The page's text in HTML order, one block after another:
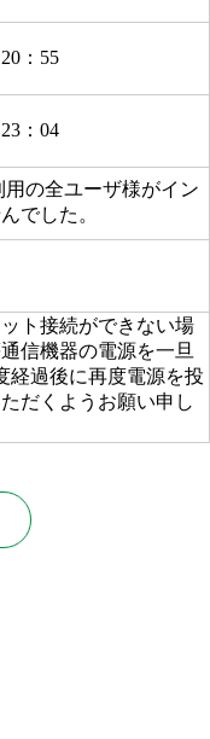
：55
：04
の全ユーザ様がイン
でした。
ト接続ができない場
信機器の電源を一旦
経過後に再度電源を投
だくようお願い申し